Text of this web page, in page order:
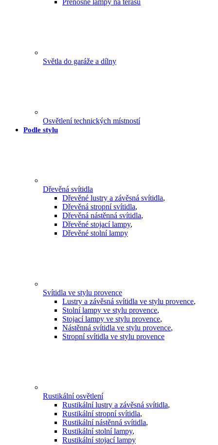
Přenosné lampy na terasu
Světla do garáže a dílny
Osvětlení technických místností
Podle stylu
Dřevěná svítidla
Dřevěné lustry a závěsná svítidla,
Dřevěná stropní svítidla,
Dřevěná nástěnná svítidla,
Dřevěné stojací lampy,
Dřevěné stolní lampy
Svítidla ve stylu provence
Lustry a závěsná svítidla ve stylu provence,
Stolní lampy ve stylu provence,
Stojací lampy ve stylu provence,
Nástěnná svítidla ve stylu provence,
Stropní svítidla ve stylu provence
Rustikální osvětlení
Rustikální lustry a závěsná svítidla,
Rustikální stropní svítidla,
Rustikální nástěnná svítidla,
Rustikální stolní lampy,
Rustikální stojací lampy